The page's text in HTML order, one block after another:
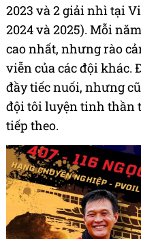
2023 và 2 giải nhì tại
2024 và 2025). Mỗi
cao nhất, nhưng rào
viễn của các đội khác.
đầy tiếc nuối, nhưng
đội tôi luyện tinh thần
tiếp theo.